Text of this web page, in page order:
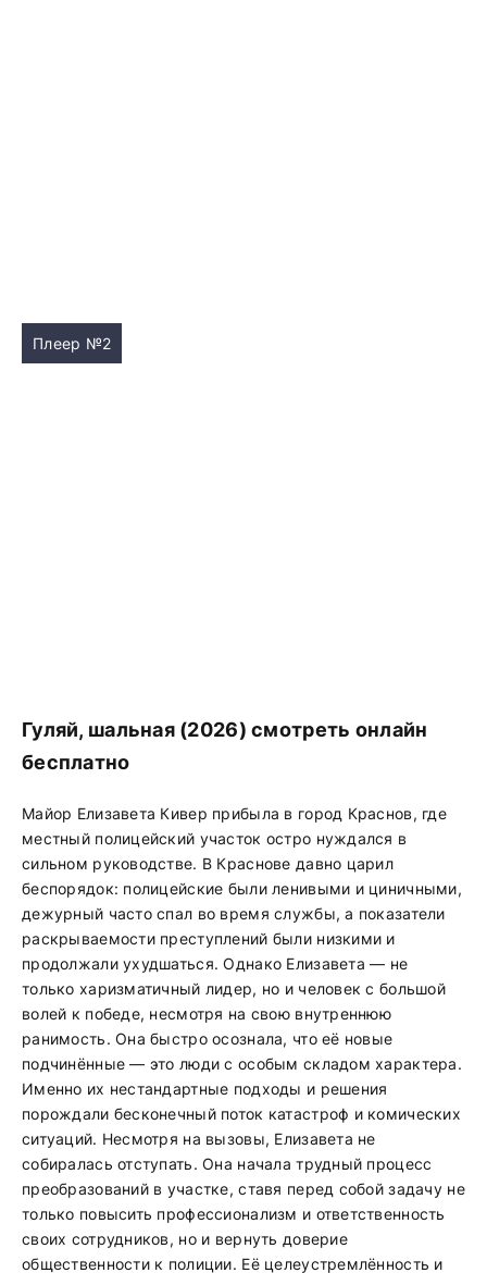
Плеер №2
Гуляй, шальная (2026) смотреть онлайн
бесплатно
Майор Елизавета Кивер прибыла в город Краснов, где
местный полицейский участок остро нуждался в
сильном руководстве. В Краснове давно царил
беспорядок: полицейские были ленивыми и циничными,
дежурный часто спал во время службы, а показатели
раскрываемости преступлений были низкими и
продолжали ухудшаться. Однако Елизавета — не
только харизматичный лидер, но и человек с большой
волей к победе, несмотря на свою внутреннюю
ранимость. Она быстро осознала, что её новые
подчинённые — это люди с особым складом характера.
Именно их нестандартные подходы и решения
порождали бесконечный поток катастроф и комических
ситуаций. Несмотря на вызовы, Елизавета не
собиралась отступать. Она начала трудный процесс
преобразований в участке, ставя перед собой задачу не
только повысить профессионализм и ответственность
своих сотрудников, но и вернуть доверие
общественности к полиции. Её целеустремлённость и